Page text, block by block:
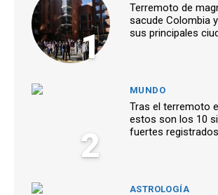
1
Terremoto de
sacude Colombia
sus principales
2
MUNDO
Tras el terremoto
estos son los 10
fuertes
ASTROLOGÍA